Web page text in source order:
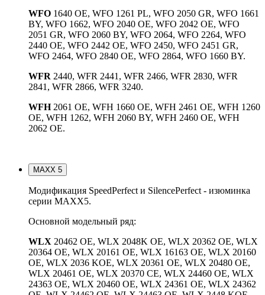
WFO 1640 OE, WFO 1261 PL, WFO 2050 GR, WFO 1661
BY, WFO 1662, WFO 2040 OE, WFO 2042 OE, WFO
2051 GR, WFO 2060 BY, WFO 2064, WFO 2264, WFO
2440 OE, WFO 2442 OE, WFO 2450, WFO 2451 GR,
WFO 2464, WFO 2840 OE, WFO 2864, WFO 1660 BY.
WFR 2440, WFR 2441, WFR 2466, WFR 2830, WFR
2841, WFR 2866, WFR 3240.
WFH 2061 OE, WFH 1660 OE, WFH 2461 OE, WFH 1260
OE, WFH 1262, WFH 2060 BY, WFH 2460 OE, WFH
2062 OE.
MAXX 5
Модификация SpeedPerfect и SilencePerfect - изюминка
серии MAXX5.
Основной модельный ряд:
WLX 20462 OE, WLX 2048K OE, WLX 20362 OE, WLX
20364 OE, WLX 20161 OE, WLX 16163 OE, WLX 20160
OE, WLX 2036 KOE, WLX 20361 OE, WLX 20480 OE,
WLX 20461 OE, WLX 20370 CE, WLX 24460 OE, WLX
24363 OE, WLX 20460 OE, WLX 24361 OE, WLX 24362